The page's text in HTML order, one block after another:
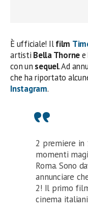
È ufficiale! Ilfilm
artisti Bella Thornee
con un sequel. Ad
che ha riportato
Instagram.
2 premiere in
momenti
Roma. Sono
annunciare
2! Il primo
cinema